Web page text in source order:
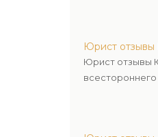
Юрист
Юрист отзывы